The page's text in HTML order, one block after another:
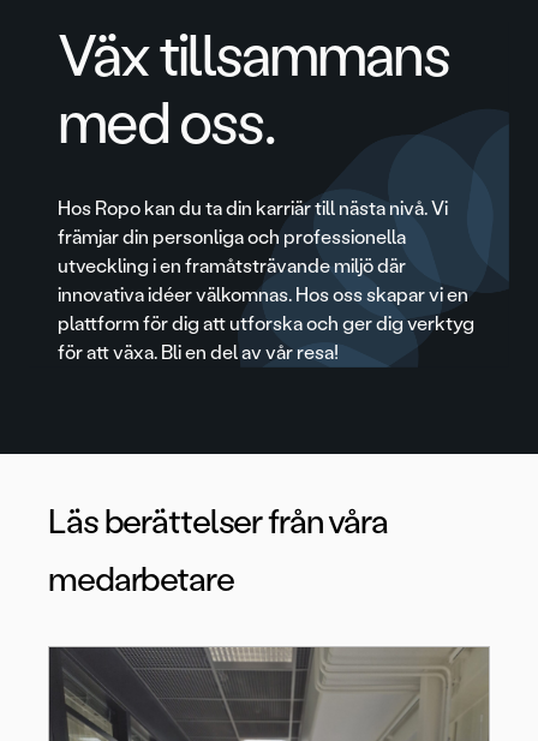
Väx tillsammans
med oss.
Hos Ropo kan du ta din karriär till nästa nivå. Vi
främjar din personliga och professionella
utveckling i en framåtsträvande miljö där
innovativa idéer välkomnas. Hos oss skapar vi en
plattform för dig att utforska och ger dig verktyg
för att växa. Bli en del av vår resa!
Läs berättelser från våra
medarbetare